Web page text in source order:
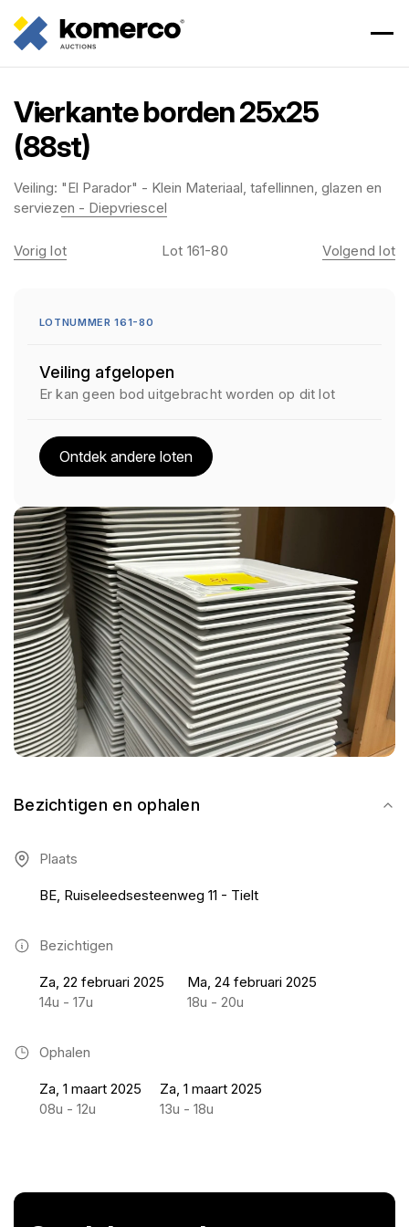
Vierkante borden 25x25
(88st)
Veiling: "El Parador" - Klein Materiaal, tafellinnen, glazen en
serviezen - Diepvriescel
Bezichtigen en ophalen
Plaats
BE, Ruiseleedsesteenweg 11 - Tielt
Bezichtigen
Za, 22 februari 2025
14u - 17u
Ma, 24 februari 2025
18u - 20u
Ophalen
Za, 1 maart 2025
08u - 12u
Za, 1 maart 2025
13u - 18u
Vorig lot Lot 161-80 Volgend lot
LOTNUMMER 161-80
Veiling afgelopen
Er kan geen bod uitgebracht worden op dit lot
Ontdek andere loten